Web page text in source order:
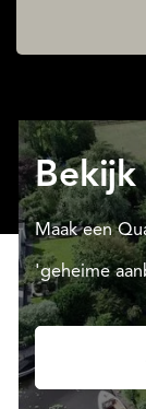
Maak een
'geheime